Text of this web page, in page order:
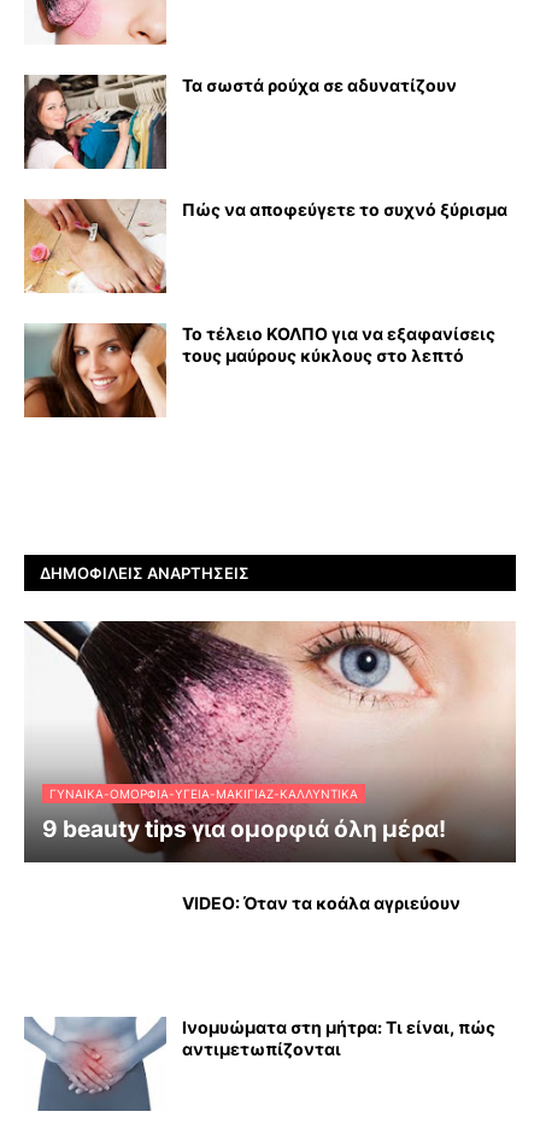
Τα σωστά ρούχα σε αδυνατίζουν
Πώς να αποφεύγετε το συχνό ξύρισμα
Το τέλειο ΚΟΛΠΟ για να εξαφανίσεις
τους μαύρους κύκλους στο λεπτό
ΔΗΜΟΦΙΛΕΊΣ ΑΝΑΡΤΉΣΕΙΣ
ΓΥΝΑΊΚΑ-ΟΜΟΡΦΙΆ-ΥΓΕΊΑ-ΜΑΚΙΓΙΆΖ-ΚΑΛΛΥΝΤΙΚΆ
9 beauty tips για ομορφιά όλη μέρα!
VIDEO: Όταν τα κοάλα αγριεύουν
Ινομυώματα στη μήτρα: Τι είναι, πώς
αντιμετωπίζονται